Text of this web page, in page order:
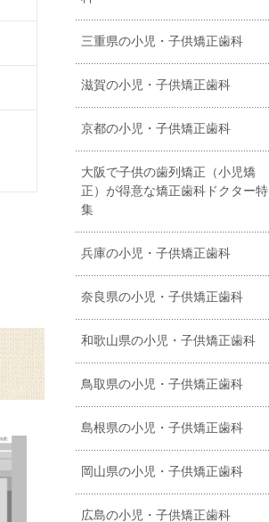
三重県の小児・子供矯正歯科
滋賀の小児・子供矯正歯科
京都の小児・子供矯正歯科
大阪で子供の歯列矯正（小児矯
正）が得意な矯正歯科ドクター特
集
兵庫の小児・子供矯正歯科
奈良県の小児・子供矯正歯科
和歌山県の小児・子供矯正歯科
鳥取県の小児・子供矯正歯科
島根県の小児・子供矯正歯科
岡山県の小児・子供矯正歯科
広島の小児・子供矯正歯科